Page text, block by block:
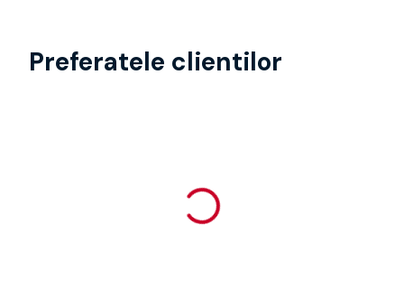
Preferatele clientilor